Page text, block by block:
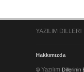
YAZILIM DİLLERİ
Hakkımızda
© Yazılım Dillerinin